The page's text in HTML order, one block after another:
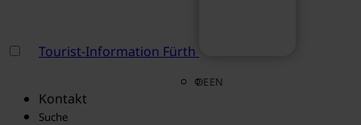
Tourist-Information Fürth
DEEN
Kontakt
Suche